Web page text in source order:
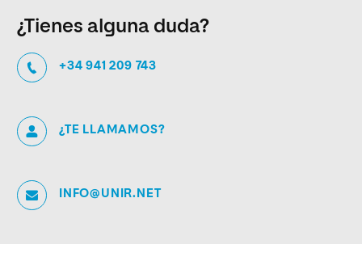
¿Tienes alguna duda?
+34 941 209 743
¿TE LLAMAMOS?
INFO@UNIR.NET